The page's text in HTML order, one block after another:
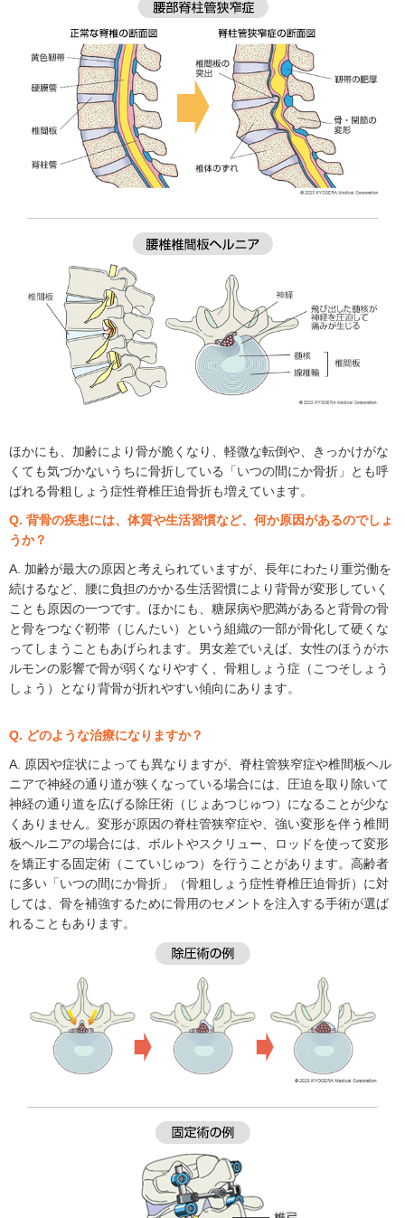
ほかにも、加齢により骨が脆くなり、軽微な転倒や、きっかけがな
くても気づかないうちに骨折している「いつの間にか骨折」とも呼
ばれる骨粗しょう症性脊椎圧迫骨折も増えています。
Q. 背骨の疾患には、体質や生活習慣など、何か原因があるのでしょ
うか？
A. 加齢が最大の原因と考えられていますが、長年にわたり重労働を
続けるなど、腰に負担のかかる生活習慣により背骨が変形していく
ことも原因の一つです。ほかにも、糖尿病や肥満があると背骨の骨
と骨をつなぐ靭帯（じんたい）という組織の一部が骨化して硬くな
ってしまうこともあげられます。男女差でいえば、女性のほうがホ
ルモンの影響で骨が弱くなりやすく、骨粗しょう症（こつそしょう
しょう）となり背骨が折れやすい傾向にあります。
Q. どのような治療になりますか？
A. 原因や症状によっても異なりますが、脊柱管狭窄症や椎間板ヘル
ニアで神経の通り道が狭くなっている場合には、圧迫を取り除いて
神経の通り道を広げる除圧術（じょあつじゅつ）になることが少な
くありません。変形が原因の脊柱管狭窄症や、強い変形を伴う椎間
板ヘルニアの場合には、ボルトやスクリュー、ロッドを使って変形
を矯正する固定術（こていじゅつ）を行うことがあります。高齢者
に多い「いつの間にか骨折」（骨粗しょう症性脊椎圧迫骨折）に対
しては、骨を補強するために骨用のセメントを注入する手術が選ば
れることもあります。